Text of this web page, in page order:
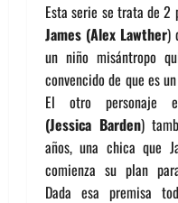
Esta serie se trata de 2
James (Alex Lawther)
un niño misántropo
convencido de que es
El otro personaje
(Jessica Barden)
años, una chica que
comienza su plan
Dada esa premisa